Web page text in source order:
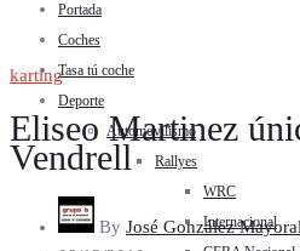
Portada
Coches
Tasa tú coche
Deporte
Automovilismo
Rallyes
WRC
Internacional
karting
Eliseo Martinez
Vendrell
By José González